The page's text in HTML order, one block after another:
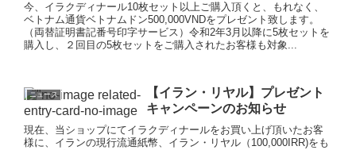
今、イラクディナール10枚セット以上ご購入頂くと、もれなく、
ベトナム通貨ベトナムドン500,000VNDをプレゼント致します。
（両替証明書記番号印字サービス）令和2年3月以降に5枚セットを
購入し、２回目の5枚セットをご購入されたお客様も対象...
ニュース
【イラン・リヤル】プレゼント
キャンペーンのお知らせ
現在、当ショップにてイラクディナールをお買い上げ頂いたお客
様に、イランの現行流通紙幣、イラン・リヤル（100,000IRR)をも